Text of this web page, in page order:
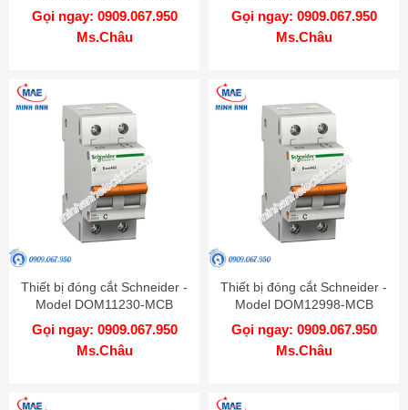
Gọi ngay: 0909.067.950
Ms.Châu
Gọi ngay: 0909.067.950
Ms.Châu
Thiết bị đóng cắt Schneider -
Model DOM11230-MCB
Gọi ngay: 0909.067.950
Ms.Châu
Thiết bị đóng cắt Schneider -
Model DOM12998-MCB
Gọi ngay: 0909.067.950
Ms.Châu